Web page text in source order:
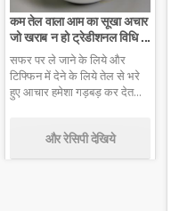
कम तेल वाला आम का सूखा अचार
जो खराब न हो ट्रेडीशनल विधि ...
सफर पर ले जाने के लिये और
टिफ्फिन में देने के लिये तेल से भरे
हुए आचार हमेशा गड़बड़ कर देत...
और रेसिपी देखिये